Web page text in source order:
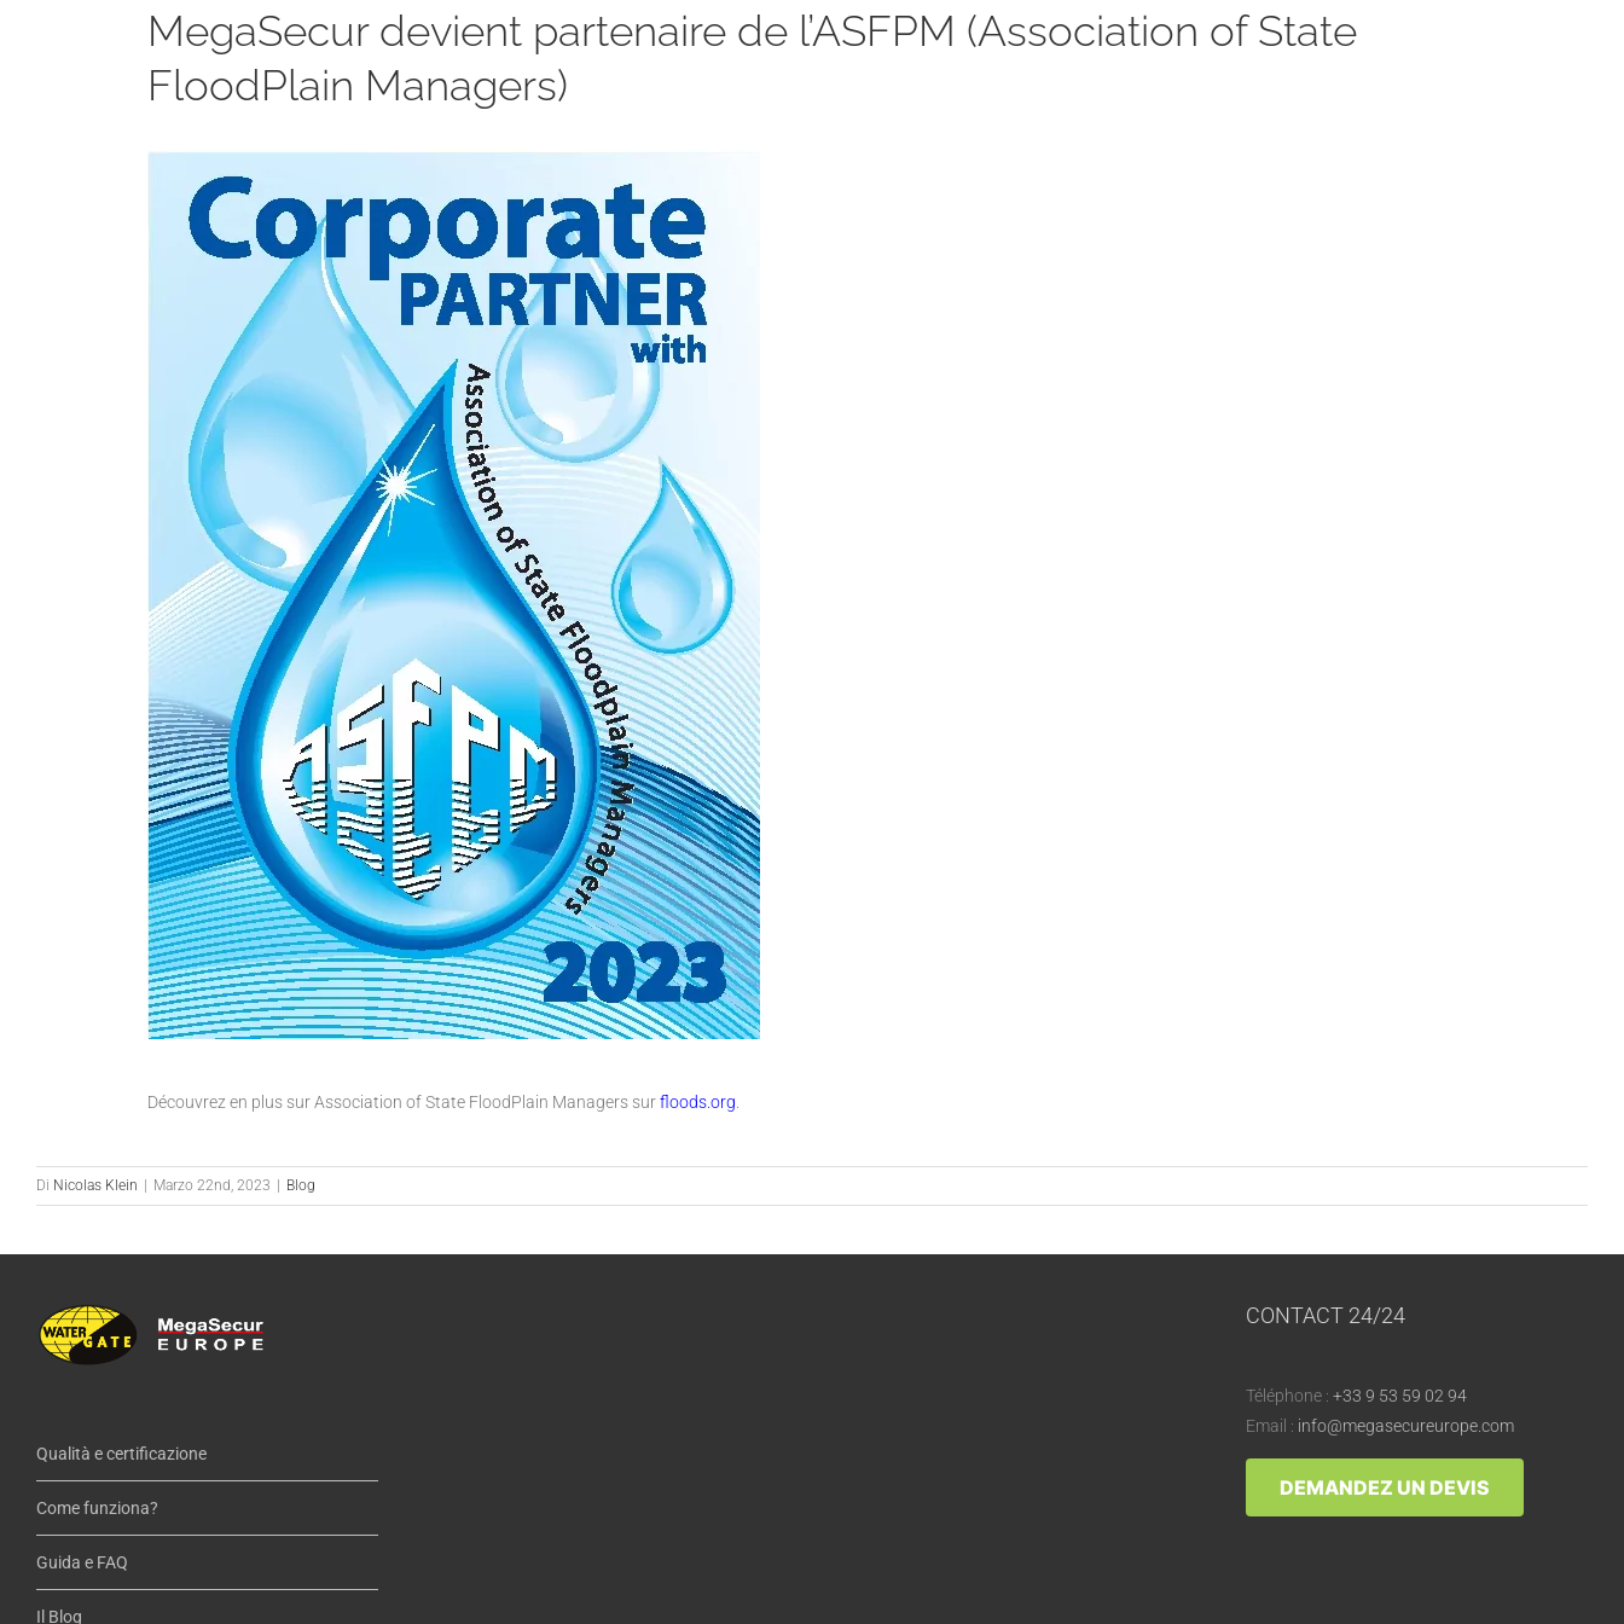
MegaSecur devient partenaire de l’ASFPM (Association of State
FloodPlain Managers)
Découvrez en plus sur Association of State FloodPlain Managers surfloods.org
Di Nicolas Klein Marzo 22nd, 2023 Blog
Qualità e certificazione
Come funziona?
Guida e FAQ
Il Blog
CONTACT 24/24
Téléphone :+33 9 53 59 02 94
Email : info@megasecureurope.com
DEMANDEZ UN DEVIS